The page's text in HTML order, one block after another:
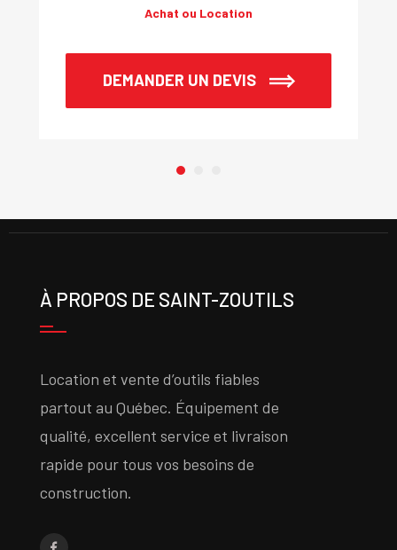
Achat ou Location
DEMANDER UN DEVIS
À PROPOS DE SAINT-ZOUTILS
Location et vente d’outils fiables
partout au Québec. Équipement de
qualité, excellent service et livraison
rapide pour tous vos besoins de
construction.